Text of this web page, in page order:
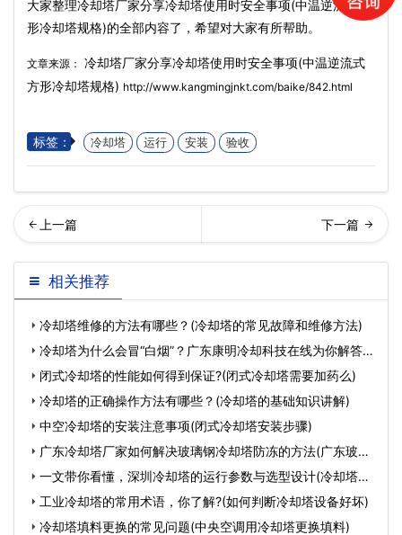
大家整理冷却塔厂家分享冷却塔使用时安全事项(中温逆流式方
形冷却塔规格)的全部内容了，希望对大家有所帮助。
文章来源： 冷却塔厂家分享冷却塔使用时安全事项(中温逆流式
方形冷却塔规格) http://www.kangmingjnkt.com/baike/842.html
标签： 冷却塔 运行 安装 验收
东冷却塔厂家浅析玻璃钢冷
却塔水升温的原因是…
却塔厂家推荐一种高效节能
的理想设备冷却塔(节
相关推荐
冷却塔维修的方法有哪些？(冷却塔的常见故障和维修方法)
冷却塔为什么会冒“白烟”？广东康明冷却科技在线为你解答。
闭式冷却塔的性能如何得到保证?(闭式冷却塔需要加药么)
冷却塔的正确操作方法有哪些？(冷却塔的基础知识讲解)
中空冷却塔的安装注意事项(闭式冷却塔安装步骤)
广东冷却塔厂家如何解决玻璃钢冷却塔防冻的方法(广东玻璃
钢 一文带你看懂，深圳冷却塔的运行参数与选型设计(冷却塔选
型怎工业冷却塔的常用术语，你了解?(如何判断冷却塔设备好坏)
冷却塔填料更换的常见问题(中央空调用冷却塔更换填料)